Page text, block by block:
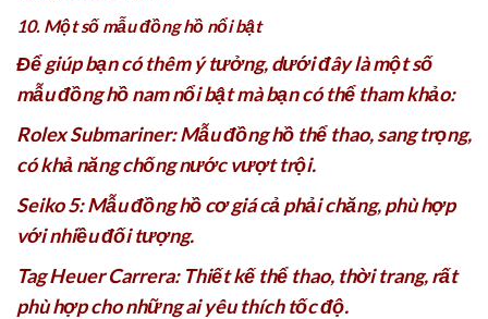
10. Một số mẫu đồng hồ nổi bật
Để giúp bạn có thêm ý tưởng, dưới đây là một số
mẫu đồng hồ nam nổi bật mà bạn có thể tham khảo:
Rolex Submariner: Mẫu đồng hồ thể thao, sang trọng,
có khả năng chống nước vượt trội.
Seiko 5: Mẫu đồng hồ cơ giá cả phải chăng, phù hợp
với nhiều đối tượng.
Tag Heuer Carrera: Thiết kế thể thao, thời trang, rất
phù hợp cho những ai yêu thích tốc độ.